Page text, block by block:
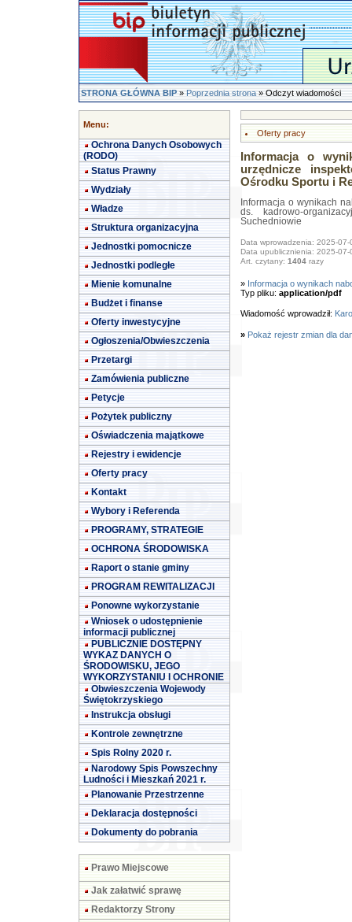
STRONA GŁÓWNA BIP»Poprzednia strona» Odczyt wiadomości
Menu:
Ochrona Danych Osobowych
(RODO)
Status Prawny
Wydziały
Władze
Struktura organizacyjna
Jednostki pomocnicze
Jednostki podległe
Mienie komunalne
Budżet i finanse
Oferty inwestycyjne
Ogłoszenia/Obwieszczenia
Przetargi
Zamówienia publiczne
Petycje
Pożytek publiczny
Oświadczenia majątkowe
Rejestry i ewidencje
Oferty pracy
Kontakt
Wybory i Referenda
PROGRAMY, STRATEGIE
OCHRONA ŚRODOWISKA
Raport o stanie gminy
PROGRAM REWITALIZACJI
Ponowne wykorzystanie
Wniosek o udostępnienie
informacji publicznej
PUBLICZNIE DOSTĘPNY
WYKAZ DANYCH O
ŚRODOWISKU, JEGO
WYKORZYSTANIU I OCHRONIE
Obwieszczenia Wojewody
Świętokrzyskiego
Instrukcja obsługi
Kontrole zewnętrzne
Spis Rolny 2020 r.
Narodowy Spis Powszechny
Ludności i Mieszkań 2021 r.
Planowanie Przestrzenne
Deklaracja dostępności
Dokumenty do pobrania
Prawo Miejscowe
Jak załatwić sprawę
Redaktorzy Strony
Oferty pracy
Informacja o
urzędnicze
Ośrodku Sportu i
Informacja o wynikach
ds. kadrowo-
Suchedniowie
Data wprowadzenia: 2025-07-
Data upublicznienia: 2025-07-
Art. czytany: 1404razy
» Informacja o wynikach
Typ pliku: application/pdf
Wiadomość wprowadził:
» Pokaż rejestr zmian dla